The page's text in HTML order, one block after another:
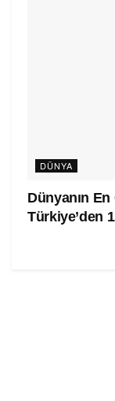
DÜNYA
Dünyanın
Türkiye’den